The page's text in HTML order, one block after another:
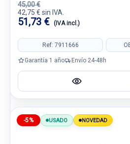
45,00 €
42,75 € sin IVA.
51,73 € (IVA incl.)
Ref: 7911666
Garantía 1 año Envío 24-48h
-5% USADO NOVEDAD